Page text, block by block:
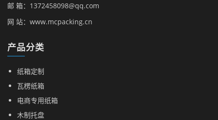
邮 箱：1372458098@qq.com
网 站：www.mcpacking.cn
产品分类
纸箱定制
瓦楞纸箱
电商专用纸箱
木制托盘